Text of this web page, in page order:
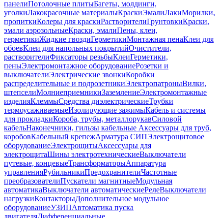
панелиПотолочные плитыБагеты, молдинги,
уголкиЛакокрасочные материалыКраскиЭмалиЛакиМорилки,
пропиткиКолеры для краскиРастворителиГрунтовкиКраски,
эмали аэрозольныеКраски, эмалиПены, клеи,
герметикиЖидкие гвоздиГерметикиМонтажная пенаКлеи для
обоевКлеи для напольных покрытийОчистители,
растворителиФиксаторы резьбыКлеиГерметики,
пеныЭлектромонтажное оборудованиеРозетки и
выключателиЭлектрические звонкиКоробки
распределительные и подрозетникиЭлектропатроныВилки,
штепселиМолниеприемникиЗаземлениеЭлектромонтажные
изделияКлеммыСредства диэлектрическиеТрубки
термоусаживаемыеИзолирующие зажимыКабель и системы
для прокладкиКороба, трубы, металлорукавСиловой
кабельНаконечники, гильзы кабельные Аксессуары для труб,
коробовКабельный крепежАрматура СИПЭлектрощитовое
оборудованиеЭлектрощитыАксессуары для
электрощитаШины электротехническиеВыключатели
путевые, концевыеТрансформаторыАппаратура
управленияРубильникиПредохранителиЧастотные
преобразователиПускатели магнитныеМодульная
автоматикаВыключатели автоматическиеРелеВыключатели
нагрузкиКонтакторыДополнительное модульное
оборудованиеУЗИПАвтоматика пуска
двигателяДифференциальные